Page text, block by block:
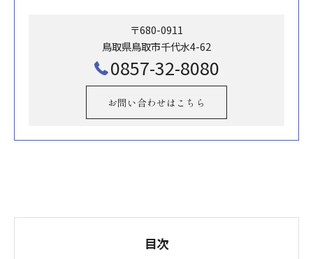
〒680-0911
鳥取県鳥取市千代水4-62
0857-32-8080
お問い合わせはこちら
目次